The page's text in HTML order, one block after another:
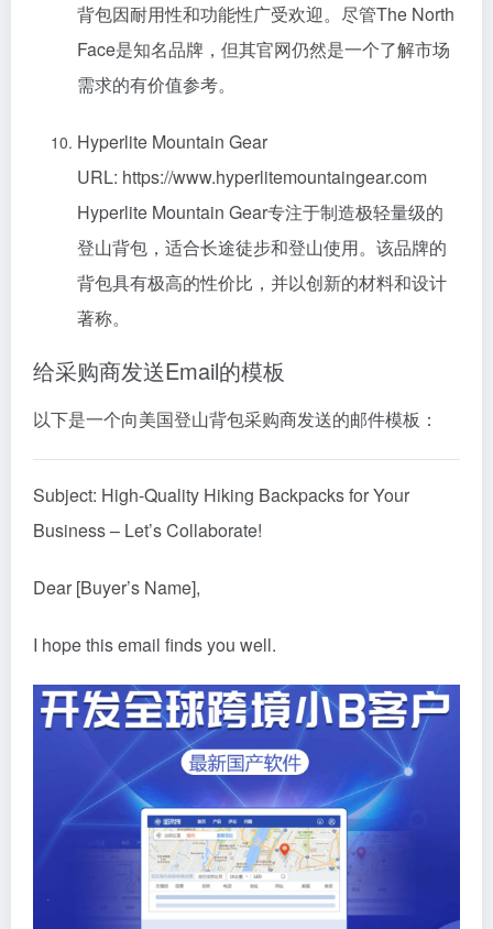
背包因耐用性和功能性广受欢迎。尽管The North
Face是知名品牌，但其官网仍然是一个了解市场
需求的有价值参考。
Hyperlite Mountain Gear
URL: https://www.hyperlitemountaingear.com
Hyperlite Mountain Gear专注于制造极轻量级的
登山背包，适合长途徒步和登山使用。该品牌的
背包具有极高的性价比，并以创新的材料和设计
著称。
给采购商发送Email的模板
以下是一个向美国登山背包采购商发送的邮件模板：
Subject: High-Quality Hiking Backpacks for Your
Business – Let’s Collaborate!
Dear [Buyer’s Name],
I hope this email finds you well.